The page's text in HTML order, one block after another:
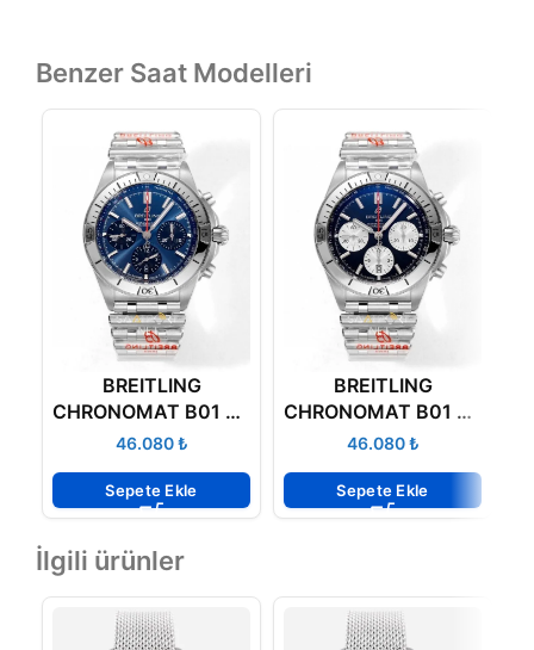
Benzer Saat Modelleri
BREITLING
CHRONOMAT B01 42
AB0134101C1A1
₺
Sepete Ekle
BREITLING
CHRONOMAT B01 42
AB0134101B1A1
₺
Sepete Ekle
İlgili ürünler